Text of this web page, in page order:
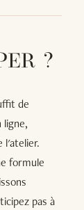
?
de
ligne,
l'atelier.
formule
pas à